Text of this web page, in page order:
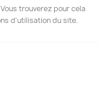
trouverez pour cela
d'utilisation du site.